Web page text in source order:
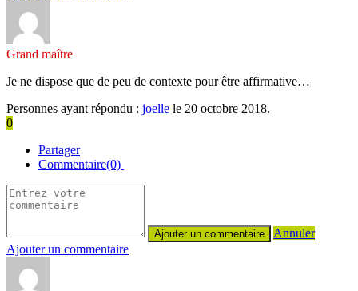
Grand maître
Je ne dispose que de peu de contexte pour être affirmative…
Personnes ayant répondu : joelle le 20 octobre 2018.
0
Partager
Commentaire(0)
Annuler
Ajouter un commentaire